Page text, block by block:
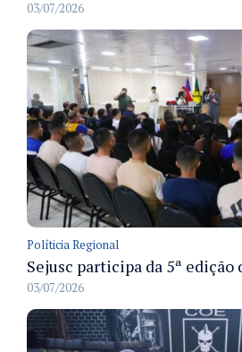
03/07/2026
Políticia Regional
03/07/2026